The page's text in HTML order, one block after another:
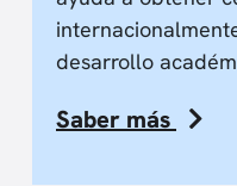
desarrollo
Saber más